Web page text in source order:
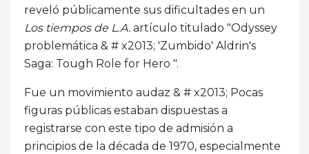
reveló públicamente sus dificultades en un
Los tiempos de L.A. artículo titulado "Odyssey
problemática & # x2013; 'Zumbido' Aldrin's
Saga: Tough Role for Hero ".
Fue un movimiento audaz & # x2013; Pocas
figuras públicas estaban dispuestas a
registrarse con este tipo de admisión a
principios de la década de 1970, especialmente